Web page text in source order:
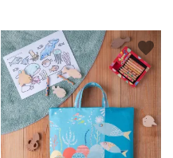
favorite